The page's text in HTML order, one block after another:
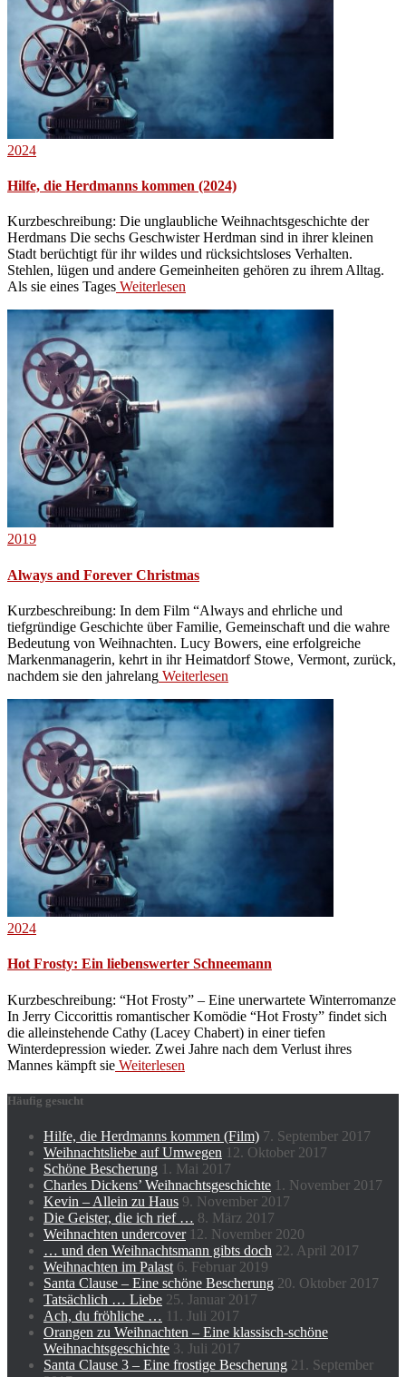
2024
Hilfe, die Herdmanns kommen (2024)
Kurzbeschreibung: Die unglaubliche Weihnachtsgeschichte der
Herdmans Die sechs Geschwister Herdman sind in ihrer kleinen
Stadt berüchtigt für ihr wildes und rücksichtsloses Verhalten.
Stehlen, lügen und andere Gemeinheiten gehören zu ihrem Alltag.
Als sie eines Tages Weiterlesen
2019
Always and Forever Christmas
Kurzbeschreibung: In dem Film “Always and ehrliche und
tiefgründige Geschichte über Familie, Gemeinschaft und die wahre
Bedeutung von Weihnachten. Lucy Bowers, eine erfolgreiche
Markenmanagerin, kehrt in ihr Heimatdorf Stowe, Vermont, zurück,
nachdem sie den jahrelang Weiterlesen
2024
Hot Frosty: Ein liebenswerter Schneemann
Kurzbeschreibung: “Hot Frosty” – Eine unerwartete Winterromanze
In Jerry Ciccorittis romantischer Komödie “Hot Frosty” findet sich
die alleinstehende Cathy (Lacey Chabert) in einer tiefen
Winterdepression wieder. Zwei Jahre nach dem Verlust ihres
Mannes kämpft sie Weiterlesen
Häufig gesucht
Hilfe, die Herdmanns kommen (Film) 7. September 2017
Weihnachtsliebe auf Umwegen 12. Oktober 2017
Schöne Bescherung 1. Mai 2017
Charles Dickens’ Weihnachtsgeschichte 1. November 2017
Kevin – Allein zu Haus 9. November 2017
Die Geister, die ich rief … 8. März 2017
Weihnachten undercover 12. November 2020
… und den Weihnachtsmann gibts doch 22. April 2017
Weihnachten im Palast 6. Februar 2019
Santa Clause – Eine schöne Bescherung 20. Oktober 2017
Tatsächlich … Liebe 25. Januar 2017
Ach, du fröhliche … 11. Juli 2017
Orangen zu Weihnachten – Eine klassisch-schöne
Weihnachtsgeschichte 3. Juli 2017
Santa Clause 3 – Eine frostige Bescherung 21. September